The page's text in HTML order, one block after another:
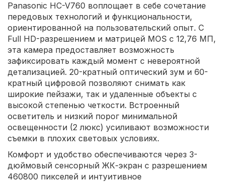
Panasonic HC-V760 воплощает в себе сочетание
передовых технологий и функциональности,
ориентированной на пользовательский опыт. С
Full HD-разрешением и матрицей MOS с 12,76 МП,
эта камера предоставляет возможность
зафиксировать каждый момент с невероятной
детализацией. 20-кратный оптический зум и 60-
кратный цифровой позволяют снимать как
широкие пейзажи, так и удаленные объекты с
высокой степенью четкости. Встроенный
осветитель и низкий порог минимальной
освещенности (2 люкс) усиливают возможности
съемки в плохих световых условиях.
Комфорт и удобство обеспечиваются через 3-
дюймовый сенсорный ЖК-экран с разрешением
460800 пикселей и интуитивное